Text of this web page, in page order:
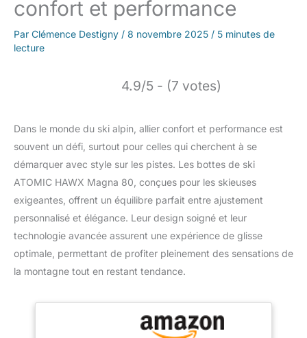
confort et performance
Par Clémence Destigny / 8 novembre 2025 / 5 minutes de
lecture
4.9/5 - (7 votes)
Dans le monde du ski alpin, allier confort et performance est
souvent un défi, surtout pour celles qui cherchent à se
démarquer avec style sur les pistes. Les bottes de ski
ATOMIC HAWX Magna 80, conçues pour les skieuses
exigeantes, offrent un équilibre parfait entre ajustement
personnalisé et élégance. Leur design soigné et leur
technologie avancée assurent une expérience de glisse
optimale, permettant de profiter pleinement des sensations de
la montagne tout en restant tendance.